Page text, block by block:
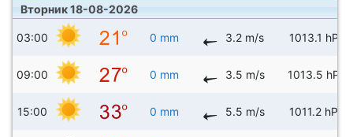
Вторник 18-08-2026
03:00 0 mm 3.2 m/s 1013.1 hPa
09:00 0 mm 3.5 m/s 1013.5 hPa
15:00 0 mm 5.5 m/s 1011.2 hPa